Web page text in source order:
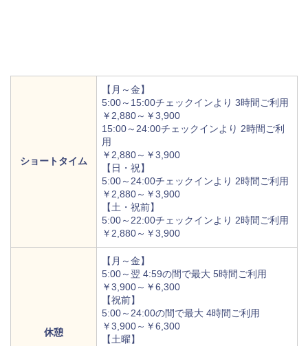
ショートタイム
【月～金】
5:00～15:00チェックインより 3時間ご利用
￥2,880～￥3,900
15:00～24:00チェックインより 2時間ご利
用
￥2,880～￥3,900
【日・祝】
5:00～24:00チェックインより 2時間ご利用
￥2,880～￥3,900
【土・祝前】
5:00～22:00チェックインより 2時間ご利用
￥2,880～￥3,900
休憩
【月～金】
5:00～翌 4:59の間で最大 5時間ご利用
￥3,900～￥6,300
【祝前】
5:00～24:00の間で最大 4時間ご利用
￥3,900～￥6,300
【土曜】